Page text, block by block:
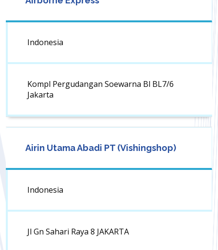
Indonesia
Kompl Pergudangan Soewarna Bl BL7/6
Jakarta
Airin Utama Abadi PT (Vishingshop)
Indonesia
Jl Gn Sahari Raya 8 JAKARTA